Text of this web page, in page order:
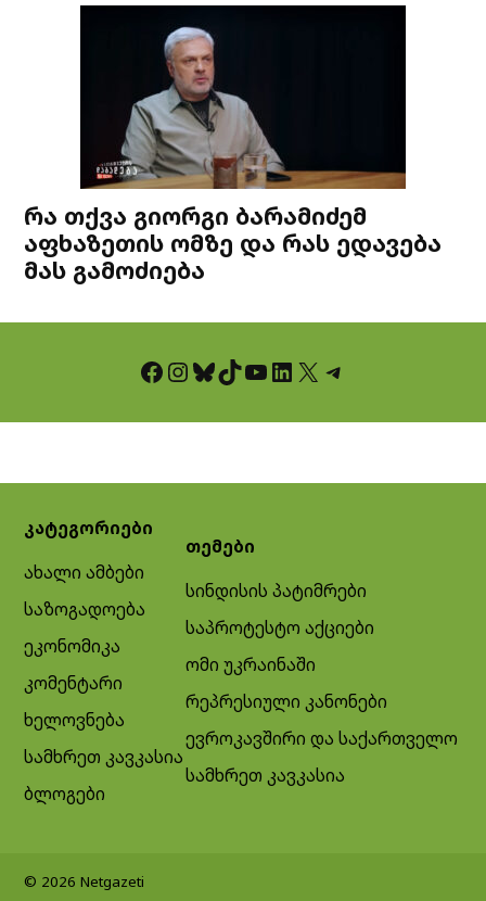
რა თქვა გიორგი ბარამიძემ
აფხაზეთის ომზე და რას ედავება
მას გამოძიება
Facebook InstagramBluesky TikTok YouTube LinkedIn X Telegram
კატეგორიები
ახალი ამბები
საზოგადოება
ეკონომიკა
კომენტარი
ხელოვნება
სამხრეთ კავკასია
ბლოგები
თემები
სინდისის პატიმრები
საპროტესტო აქციები
ომი უკრაინაში
რეპრესიული კანონები
ევროკავშირი და საქართველო
სამხრეთ კავკასია
© 2026 Netgazeti